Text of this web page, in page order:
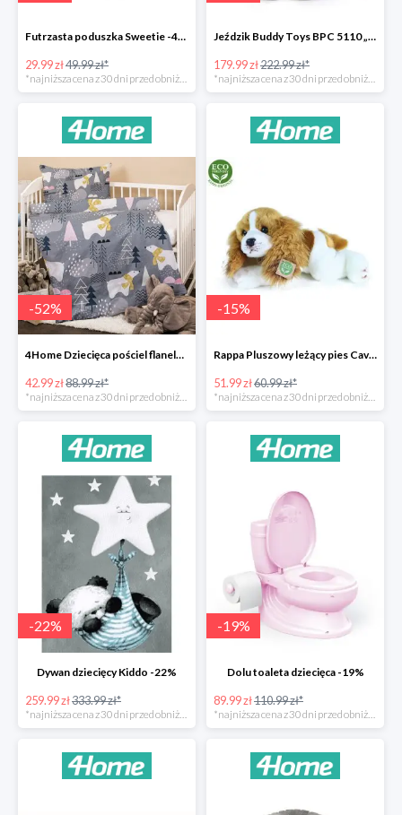
Futrzasta poduszka Sweetie -40%
29.99 zł49.99 zł*
*najniższa cena z 30 dni przed obniżką
Jeździk Buddy Toys BPC 5110 „Mercedes Benz SLS” -20%
179.99 zł222.99 zł*
*najniższa cena z 30 dni przed obniżką
-52%
4Home Dziecięca pościel flanelowa do łóżeczka Nordic Bear -52%
42.99 zł88.99 zł*
-15%
Rappa Pluszowy leżący pies Cavalier King Charles Spaniel -15%
51.99 zł60.99 zł*
-22%
Dywan dziecięcy Kiddo -22%
259.99 zł333.99 zł*
*najniższa cena z 30 dni przed obniżką
-19%
Dolu toaleta dziecięca -19%
89.99 zł110.99 zł*
*najniższa cena z 30 dni przed obniżką